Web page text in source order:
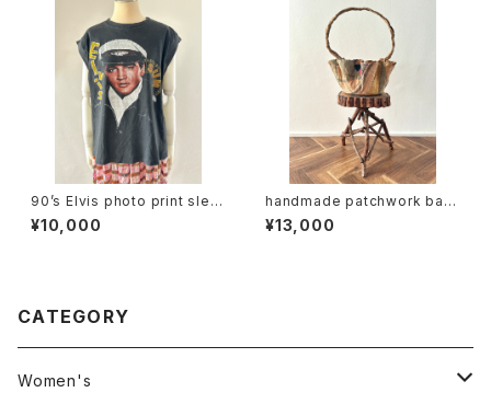
90’s Elvis photo print slee
veless tee
¥10,000
handmade patchwork bas
ket (folk art)
¥13,000
CATEGORY
Women's